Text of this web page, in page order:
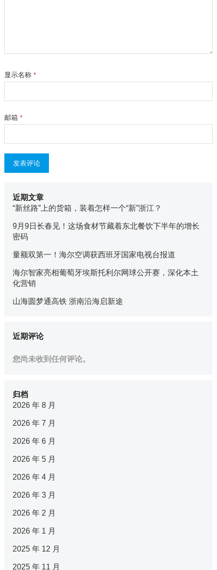
显示名称 *
邮箱 *
近期文章
“新丝路”上的货箱，装着怎样一个“新”浙江？
9月9日长春见！这场食材节藏着东北餐饮下半年的增长
密码
量额双第一！海尔空调获西班牙国家电视台报道
海尔智家亮相葡萄牙埃斯托利尔网球公开赛，深化本土
化营销
山海圆梦通高铁 浙南沿海启新途
近期评论
您尚未收到任何评论。
归档
2026 年 8 月
2026 年 7 月
2026 年 6 月
2026 年 5 月
2026 年 4 月
2026 年 3 月
2026 年 2 月
2026 年 1 月
2025 年 12 月
2025 年 11 月